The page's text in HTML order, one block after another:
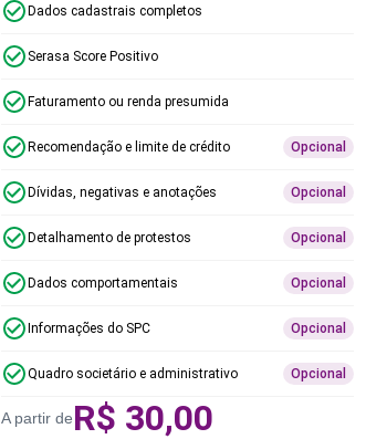
Dados cadastrais completos
Serasa Score Positivo
Faturamento ou renda presumida
Recomendação e limite de crédito Opcional
Dívidas, negativas e anotações Opcional
Detalhamento de protestos Opcional
Dados comportamentais Opcional
Informações do SPC Opcional
Quadro societário e administrativo Opcional
A partir deR$ 30,00